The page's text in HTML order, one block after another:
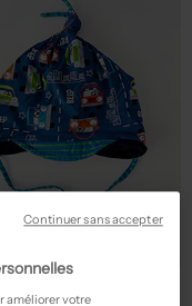
29,99€
améliorer votre
Continuer sans accepter